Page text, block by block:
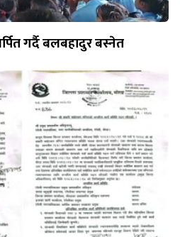
गर्दै बलबहादुर बस्नेत